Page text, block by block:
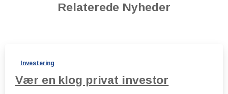
Relaterede Nyheder
Investering
Vær en klog privat investor